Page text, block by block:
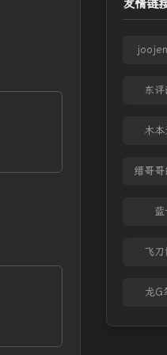
友情链
东评
木本
缙哥哥
蓝
飞刀
龙G